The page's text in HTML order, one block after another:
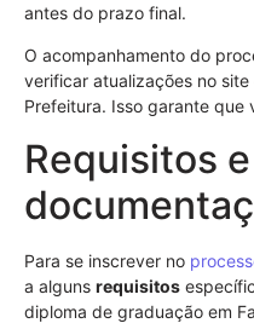
antes do prazo final.
O acompanhamento do
verificar atualizações no
Prefeitura. Isso garante
Requisitos e
Para se inscrever no
a alguns requisitos
diploma de graduação em